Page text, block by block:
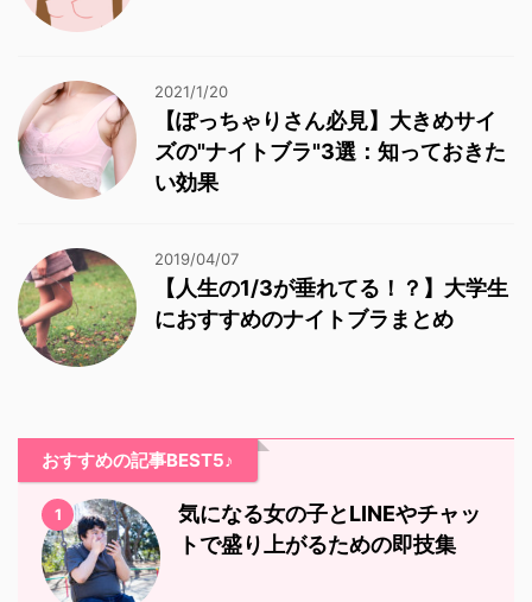
2021/1/20
【ぽっちゃりさん必見】大きめサイ
ズの"ナイトブラ"3選：知っておきた
い効果
2019/04/07
【人生の1/3が垂れてる！？】大学生
におすすめのナイトブラまとめ
おすすめの記事BEST5♪
1
気になる女の子とLINEやチャッ
トで盛り上がるための即技集